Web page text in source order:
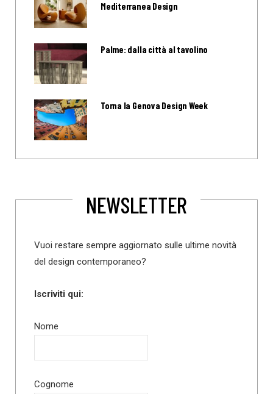
Mediterranea Design
Palme: dalla città al tavolino
Torna la Genova Design Week
NEWSLETTER
Vuoi restare sempre aggiornato sulle ultime novità
del design contemporaneo?
Iscriviti qui:
Nome
Cognome